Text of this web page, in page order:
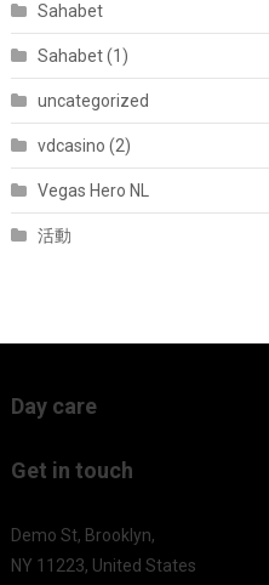
Sahabet
Sahabet (1)
uncategorized
vdcasino (2)
Vegas Hero NL
活動
Day care
Get in touch
Demo St, Brooklyn,
NY 11223, United States